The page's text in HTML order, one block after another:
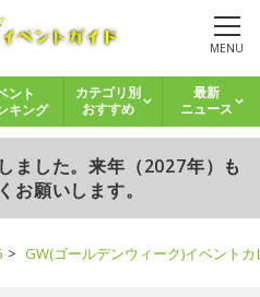
MENU
ント
キング
カテゴリ別
おすすめ
最新
ニュース
ました。来年（2027年）も
お願いします。
GW(ゴールデンウィーク)イベント